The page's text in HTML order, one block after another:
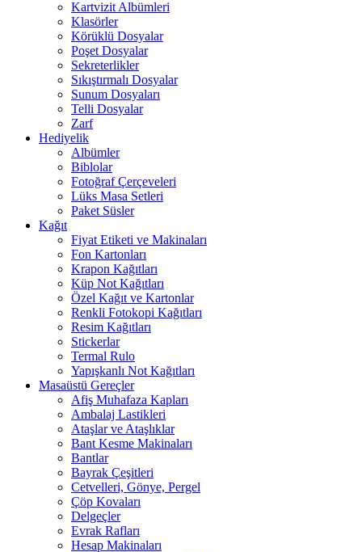
Kartvizit Albümleri
Klasörler
Körüklü Dosyalar
Poşet Dosyalar
Sekreterlikler
Sıkıştırmalı Dosyalar
Sunum Dosyaları
Telli Dosyalar
Zarf
Hediyelik
Albümler
Biblolar
Fotoğraf Çerçeveleri
Lüks Masa Setleri
Paket Süsler
Kağıt
Fiyat Etiketi ve Makinaları
Fon Kartonları
Krapon Kağıtları
Küp Not Kağıtları
Özel Kağıt ve Kartonlar
Renkli Fotokopi Kağıtları
Resim Kağıtları
Stickerlar
Termal Rulo
Yapışkanlı Not Kağıtları
Masaüstü Gereçler
Afiş Muhafaza Kapları
Ambalaj Lastikleri
Ataşlar ve Ataşlıklar
Bant Kesme Makinaları
Bantlar
Bayrak Çeşitleri
Cetvelleri, Gönye, Pergel
Çöp Kovaları
Delgeçler
Evrak Rafları
Hesap Makinaları